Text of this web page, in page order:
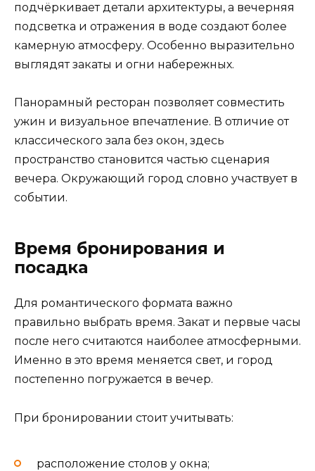
подчёркивает детали архитектуры, а вечерняя
подсветка и отражения в воде создают более
камерную атмосферу. Особенно выразительно
выглядят закаты и огни набережных.
Панорамный ресторан позволяет совместить
ужин и визуальное впечатление. В отличие от
классического зала без окон, здесь
пространство становится частью сценария
вечера. Окружающий город словно участвует в
событии.
Время бронирования и
посадка
Для романтического формата важно
правильно выбрать время. Закат и первые часы
после него считаются наиболее атмосферными.
Именно в это время меняется свет, и город
постепенно погружается в вечер.
При бронировании стоит учитывать:
расположение столов у окна;